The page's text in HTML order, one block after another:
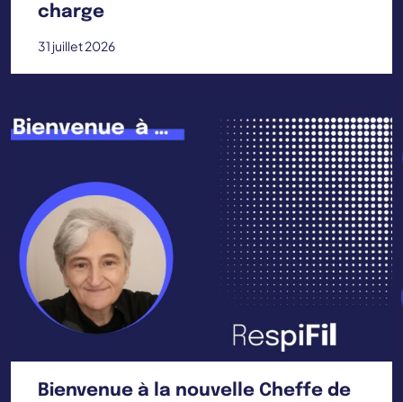
charge
31 juillet 2026
Bienvenue à la nouvelle Cheffe de